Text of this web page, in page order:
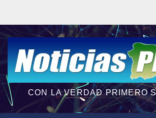
CON LA VERDAD PRIMERO